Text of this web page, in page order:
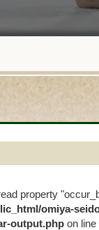
property
omiya-
output.php on line